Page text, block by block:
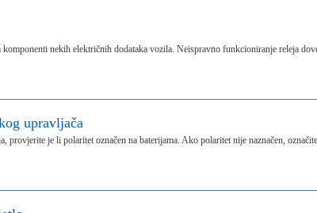
nekih električnih dodataka vozila. Neispravno funkcioniranje releja
upravljača
provjerite je li polaritet označen na baterijama. Ako polaritet nije naznačen, označite